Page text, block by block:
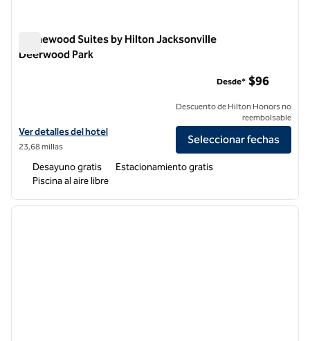
Homewood Suites by Hilton Jacksonville
Deerwood Park
Ver detalles del hotel Homewood Suites by Hilton Jacksonville
Ver detalles del hotel
23,68 millas
Desde* $96
Descuento de Hilton Honors no
reembolsable
Seleccionar fechas
Desayuno gratis
Estacionamiento gratis
Piscina al aire libre
1 de 12